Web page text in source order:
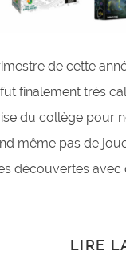
de cette
finalement très
du collège pour
même pas de
découvertes avec
LIRE